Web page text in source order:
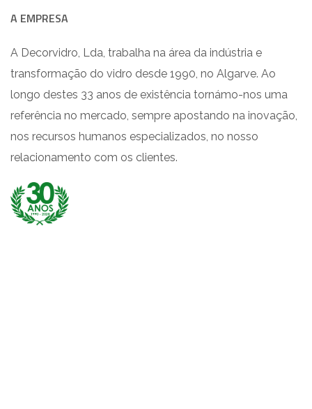
A EMPRESA
A Decorvidro, Lda, trabalha na área da indústria e
transformação do vidro desde 1990, no Algarve. Ao
longo destes 33 anos de existência tornámo-nos uma
referência no mercado, sempre apostando na inovação,
nos recursos humanos especializados, no nosso
relacionamento com os clientes.